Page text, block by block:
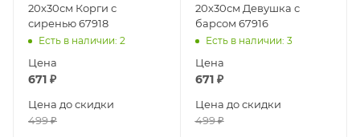
20х30см Корги с
сиренью 67918
Есть в наличии: 2
Цена
671 ₽
Цена до скидки
499₽
20х30см Девушка с
барсом 67916
Есть в наличии: 3
Цена
671₽
Цена до скидки
499₽